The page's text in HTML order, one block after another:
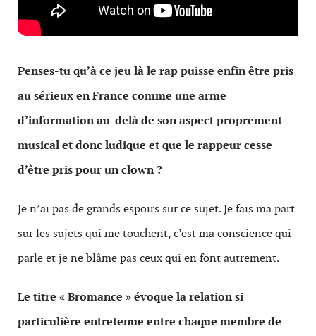
Penses-tu qu’à ce jeu là le rap puisse enfin être pris
au sérieux en France comme une arme
d’information au-delà de son aspect proprement
musical et donc ludique et que le rappeur cesse
d’être pris pour un clown ?
Je n’ai pas de grands espoirs sur ce sujet. Je fais ma part
sur les sujets qui me touchent, c’est ma conscience qui
parle et je ne blâme pas ceux qui en font autrement.
Le titre « Bromance » évoque la relation si
particulière entretenue entre chaque membre de